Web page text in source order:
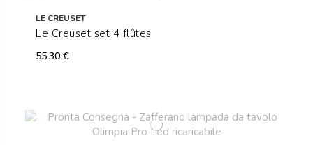
LE CREUSET
Le Creuset set 4 flûtes
55,30 €